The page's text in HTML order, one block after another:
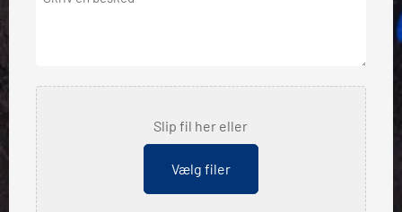
Fil
Slip fil her eller
Vælg filer